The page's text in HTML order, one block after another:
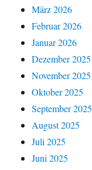
März 2026
Februar 2026
Januar 2026
Dezember 2025
November 2025
Oktober 2025
September 2025
August 2025
Juli 2025
Juni 2025